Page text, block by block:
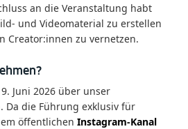
an die Veranstaltung habt
und Videomaterial zu erstellen
Creator:innen zu vernetzen.
Juni 2026 über unser
Da die Führung exklusiv für
öffentlichen Instagram-Kanal